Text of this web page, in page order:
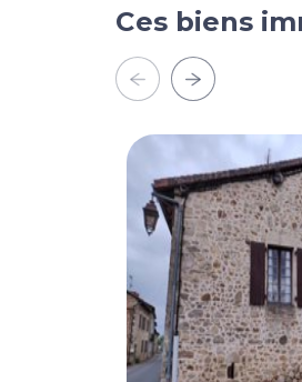
Ces biens